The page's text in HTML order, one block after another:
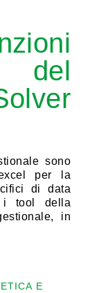
del
sono
per la
di data
i tool della
in
E